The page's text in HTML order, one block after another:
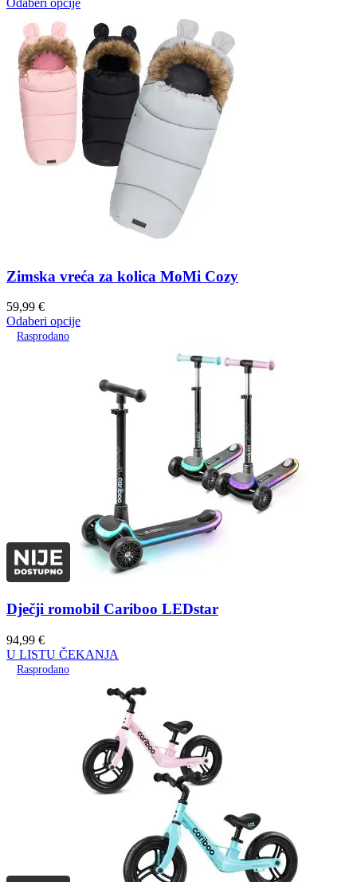
Odaberi opcije
Zimska vreća za kolica MoMi Cozy
59,99 €
Odaberi opcije
Rasprodano
Dječji romobil Cariboo LEDstar
94,99 €
U LISTU ČEKANJA
Rasprodano